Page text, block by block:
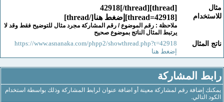
[thread=42918]إضغط هنا[/thread]
ملاحظة : رقم الموضوع / رقم المشاركة مجرد مثال للتوضيح فقط وقد لا
يرتبط المثال الناتج بموضوع صحيح
https://www.asnanaka.com/phpp2/showthread.php?t=42918
إضغط هنا
المشاركة
إضافة رقم لمشاركة معينة أو اضافة عنوان لرابط المشاركة وذلك بواسطة استخدام